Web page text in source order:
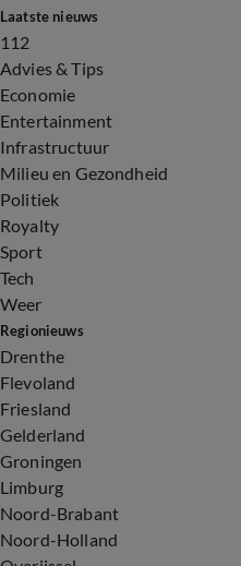
Laatste nieuws
112
Advies & Tips
Economie
Entertainment
Infrastructuur
Milieu en Gezondheid
Politiek
Royalty
Sport
Tech
Weer
Regionieuws
Drenthe
Flevoland
Friesland
Gelderland
Groningen
Limburg
Noord-Brabant
Noord-Holland